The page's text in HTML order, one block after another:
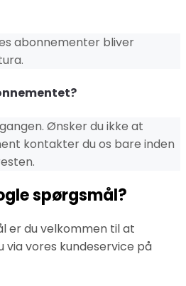
abonnementer bliver
Ønsker du ikke at
kontakter du os bare inden
spørgsmål?
er du velkommen til at
via vores kundeservice på